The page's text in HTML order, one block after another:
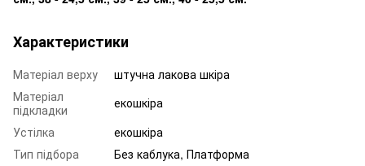
Характеристики
Матеріал верху
штучна лакова шкіра
Матеріал
підкладки
екошкіра
Устілка
екошкіра
Тип підбора
Без каблука, Платформа